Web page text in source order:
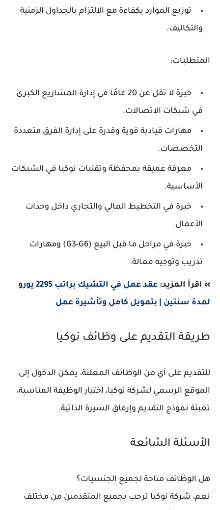
توزيع الموارد بكفاءة مع الالتزام بالجداول الزمنية
والتكاليف.
المتطلبات:
خبرة لا تقل عن 20 عامًا
في إدارة المشاريع الكبرى
في شبكات الاتصالات.
مهارات قيادية قوية وقدرة على إدارة الفرق متعددة
التخصصات.
معرفة عميقة بمحفظة وتقنيات نوكيا في الشبكات
الأساسية.
خبرة في التخطيط المالي والتجاري داخل وحدات
الأعمال.
خبرة في مراحل ما قبل البيع (G3-G6) ومهارات
تدريب وتوجيه فعالة.
» اقرأ المزيد:
عقد عمل في التشيك براتب 2295 يورو
لمدة سنتين | بتمويل كامل وتأشيرة عمل
طريقة التقديم على وظائف نوكيا
للتقديم على أي من الوظائف المعلنة، يمكن الدخول إلى
الموقع الرسمي لشركة نوكيا، اختيار الوظيفة المناسبة،
تعبئة نموذج التقديم وإرفاق السيرة الذاتية.
الأسئلة الشائعة
هل الوظائف متاحة لجميع الجنسيات؟
نعم، شركة نوكيا ترحب بجميع المتقدمين من مختلف